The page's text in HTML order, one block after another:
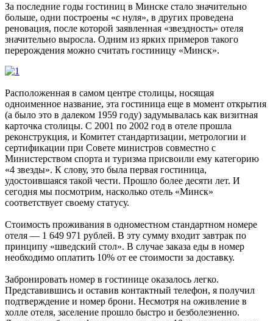
За последние годы гостиниц в Минске стало значительно
больше, одни построены «с нуля», в других проведена
реновация, после которой заявленная «звездность» отеля
значительно выросла. Одним из ярких примеров такого
перерождения можно считать гостиницу «Минск».
Расположенная в самом центре столицы, носящая
одноименное название, эта гостиница еще в момент открытия
(а было это в далеком 1959 году) задумывалась как визитная
карточка столицы. С 2001 по 2002 год в отеле прошла
реконструкция, и Комитет стандартизации, метрологии и
сертификации при Совете министров совместно с
Министерством спорта и туризма присвоили ему категорию
«4 звезды». К слову, это была первая гостиница,
удостоившаяся такой чести. Прошло более десяти лет. И
сегодня мы посмотрим, насколько отель «Минск»
соответствует своему статусу.
Стоимость проживания в одноместном стандартном номере
отеля — 1 649 971 рублей. В эту сумму входит завтрак по
принципу «шведский стол». В случае заказа еды в номер
необходимо оплатить 10% от ее стоимости за доставку.
Забронировать номер в гостинице оказалось легко.
Представившись и оставив контактный телефон, я получил
подтверждение и номер брони. Несмотря на оживление в
холле отеля, заселение прошло быстро и безболезненно.